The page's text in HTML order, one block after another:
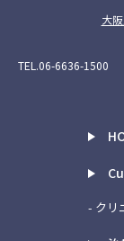
大
TEL.06-6636-1500
- クリ